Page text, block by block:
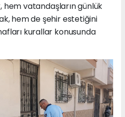
hem vatandaşların günlük
hem de şehir estetiğini
kurallar konusunda